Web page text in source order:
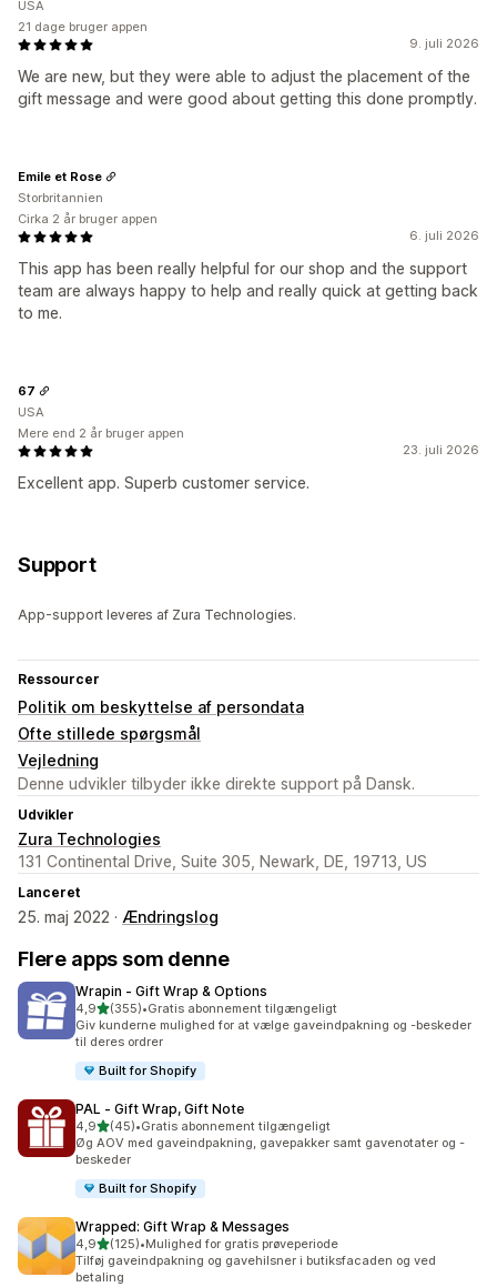
9. juli 2026
We are new, but they were able to adjust the placement of the
gift message and were good about getting this done promptly.
USA
21 dage bruger appen
6. juli 2026
This app has been really helpful for our shop and the support
team are always happy to help and really quick at getting back
to me.
Emile et Rose
Storbritannien
Cirka 2 år bruger appen
23. juli 2026
Excellent app. Superb customer service.
67
USA
Mere end 2 år bruger appen
Support
App-support leveres af Zura Technologies.
Ressourcer
Politik om beskyttelse af persondata
Ofte stillede spørgsmål
Vejledning
Denne udvikler tilbyder ikke direkte support på Dansk.
Udvikler
Zura Technologies
131 Continental Drive, Suite 305, Newark, DE, 19713, US
Lanceret
25. maj 2022 · Ændringslog
Flere apps som denne
Wrapin ‑ Gift Wrap & Options
4,9ud af 5 stjerner
(355)
355 anmeldelser i alt
•Gratis abonnement tilgængeligt
Giv kunderne mulighed for at vælge gaveindpakning og -beskeder
til deres ordrer
Built for Shopify
PAL ‑ Gift Wrap, Gift Note
4,9ud af 5 stjerner
(45)
45 anmeldelser i alt
•Gratis abonnement tilgængeligt
Øg AOV med gaveindpakning, gavepakker samt gavenotater og -
beskeder
Built for Shopify
Wrapped: Gift Wrap & Messages
4,9ud af 5 stjerner
(125)
125 anmeldelser i alt
•Mulighed for gratis prøveperiode
Tilføj gaveindpakning og gavehilsner i butiksfacaden og ved
betaling